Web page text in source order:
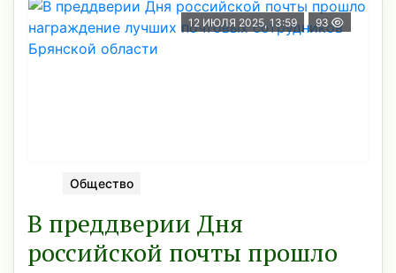
12 ИЮЛЯ 2025, 13:59 93
Общество
В преддверии Дня
российской почты прошло